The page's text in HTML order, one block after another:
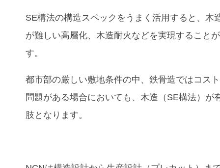
SE構法の構造スペックをうまく活用すると、木
が難しい高層化、木造耐火などを実現すること
す。
都市部の厳しい敷地条件の中、鉄骨造ではコス
問題がある場合においても、木造（SE構法）が
肢となります。